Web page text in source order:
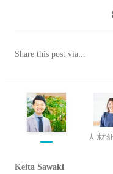
Share this post via...
Keita Sawaki